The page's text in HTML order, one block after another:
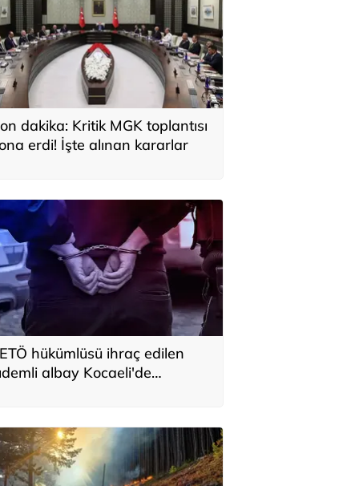
dakika: Kritik MGK toplantısı
erdi! İşte alınan kararlar
hükümlüsü ihraç edilen
albay Kocaeli'de